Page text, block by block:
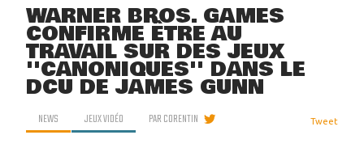
WARNER BROS. GAMES
CONFIRME ÊTRE AU
TRAVAIL SUR DES JEUX
''CANONIQUES'' DANS LE
DCU DE JAMES GUNN
NEWS JEUX VIDÉO PARCORENTIN Tweet